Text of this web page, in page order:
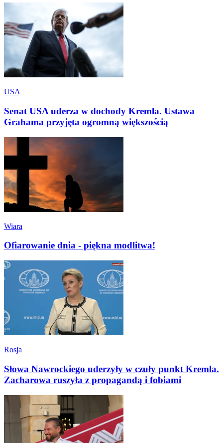
USA
Senat USA uderza w dochody Kremla. Ustawa
Grahama przyjęta ogromną większością
Wiara
Ofiarowanie dnia - piękna modlitwa!
Rosja
Słowa Nawrockiego uderzyły w czuły punkt Kremla.
Zacharowa ruszyła z propagandą i fobiami